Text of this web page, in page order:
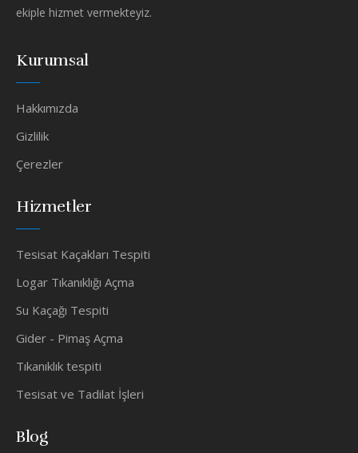
ekiple hizmet vermekteyiz.
Kurumsal
Hakkımızda
Gizlilik
Çerezler
Hizmetler
Tesisat Kaçakları Tespiti
Logar Tıkanıklığı Açma
Su Kaçağı Tespiti
Gider - Pimaş Açma
Tıkanıklık tespiti
Tesisat ve Tadilat İşleri
Blog